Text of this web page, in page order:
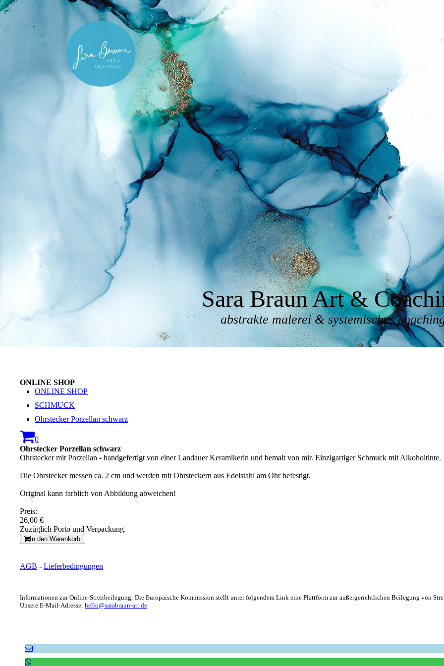
Sara Braun Art &
abstrakte malerei & systemisches
ONLINE SHOP
ONLINE SHOP
SCHMUCK
Ohrstecker Porzellan schwarz
0
Ohrstecker Porzellan schwarz
Ohrstecker mit Porzellan - handgefertigt von einer Landauer Keramikerin und bemalt von mir. Einzigartiger Schmuck mit Alkoholtinte.
Die Ohrstecker messen ca. 2 cm und werden mit Ohrsteckern aus Edelstahl am Ohr befestigt.
Original kann farblich von Abbildung abweichen!
Preis:
26,00 €
Zuzüglich Porto und Verpackung.
In den Warenkorb
AGB - Lieferbedingungen
Informationen zur Online-Streitbeilegung: Die Europäische Kommission stellt unter folgendem Link eine Plattform zur außergerichtlichen Beilegung von
Unsere E-Mail-Adresse: hello@sarabraun-art.de